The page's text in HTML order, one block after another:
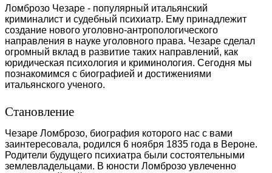
Ломброзо Чезаре - популярный итальянский
криминалист и судебный психиатр. Ему принадлежит
создание нового уголовно-антропологического
направления в науке уголовного права. Чезаре сделал
огромный вклад в развитие таких направлений, как
юридическая психология и криминология. Сегодня мы
познакомимся с биографией и достижениями
итальянского ученого.
Становление
Чезаре Ломброзо, биография которого нас с вами
заинтересовала, родился 6 ноября 1835 года в Вероне.
Родители будущего психиатра были состоятельными
землевладельцами. В юности Ломброзо увлеченно